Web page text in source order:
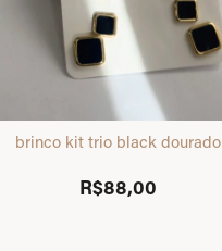
brinco kit trio black dourado
R$88,00